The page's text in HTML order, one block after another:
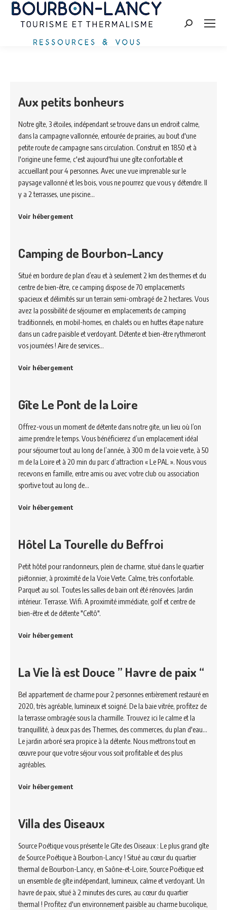
Zoeken:
Aux petits bonheurs
Notre gîte, 3 étoiles, indépendant se trouve dans un endroit calme,
dans la campagne vallonnée, entourée de prairies, au bout d'une
petite route de campagne sans circulation. Construit en 1850 et à
l'origine une ferme, c'est aujourd'hui une gîte confortable et
accueillant pour 4 personnes. Avec une vue imprenable sur le
paysage vallonné et les bois, vous ne pourrez que vous y détendre. Il
y a 2 terrasses, une piscine…
Voir hébergement
Camping de Bourbon-Lancy
Situé en bordure de plan d’eau et à seulement 2 km des thermes et du
centre de bien-être, ce camping dispose de 70 emplacements
spacieux et délimités sur un terrain semi-ombragé de 2 hectares. Vous
avez la possibilité de séjourner en emplacements de camping
traditionnels, en mobil-homes, en chalets ou en huttes étape nature
dans un cadre paisible et verdoyant. Détente et bien-être rythmeront
vos journées ! Aire de services…
Voir hébergement
Gîte Le Pont de la Loire
Offrez-vous un moment de détente dans notre gite, un lieu où l’on
aime prendre le temps. Vous bénéficierez d’un emplacement idéal
pour séjourner tout au long de l’année, à 300 m de la voie verte, à 50
m de la Loire et à 20 min du parc d’attraction « Le PAL ». Nous vous
recevons en famille, entre amis ou avec votre club ou association
sportive tout au long de…
Voir hébergement
Hôtel La Tourelle du Beffroi
Petit hôtel pour randonneurs, plein de charme, situé dans le quartier
piétonnier, à proximité de la Voie Verte. Calme, très confortable.
Parquet au sol. Toutes les salles de bain ont été rénovées. Jardin
intérieur. Terrasse. Wifi. A proximité immédiate, golf et centre de
bien-être et de détente "Celtô".
Voir hébergement
La Vie là est Douce ” Havre de paix “
Bel appartement de charme pour 2 personnes entièrement restauré en
2020, très agréable, lumineux et soigné. De la baie vitrée, profitez de
la terrasse ombragée sous la charmille. Trouvez ici le calme et la
tranquillité, à deux pas des Thermes, des commerces, du plan d'eau...
Le jardin arboré sera propice à la détente. Nous mettrons tout en
œuvre pour que votre séjour vous soit profitable et des plus
agréables.
Voir hébergement
Villa des Oiseaux
Source Poétique vous présente le Gîte des Oiseaux : Le plus grand gîte
de Source Poétique à Bourbon-Lancy ! Situé au cœur du quartier
thermal de Bourbon-Lancy, en Saône-et-Loire, Source Poétique est
un ensemble de gîte indépendant, lumineux, calme et verdoyant. Un
havre de paix, situé à 2 minutes des cures, au cœur du quartier
thermal ! Profitez d'un environnement paisible au charme bucolique,